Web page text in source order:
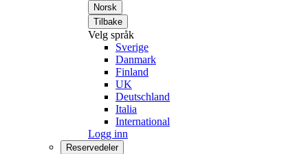
Norsk
Tilbake
Velg språk
Sverige
Danmark
Finland
UK
Deutschland
Italia
International
Logg inn
Reservedeler